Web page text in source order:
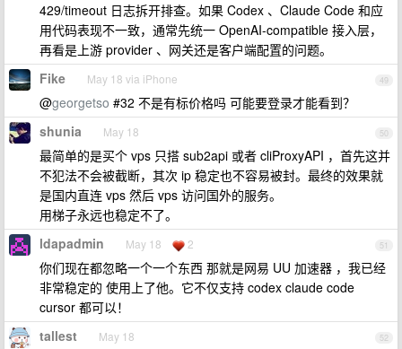
429/timeout 日志拆开排查。如果 Codex 、Claude Code 和应
用代码表现不一致，通常先统一 OpenAI-compatible 接入层，
再看是上游 provider 、网关还是客户端配置的问题。
49
Fike May 18 via iPhone
@georgetso #32 不是有标价格吗 可能要登录才能看到？
50
shunia May 18
最简单的是买个 vps 只搭 sub2api 或者 cliProxyAPI ，首先这并
不犯法不会被截断，其次 ip 稳定也不容易被封。最终的效果就
是国内直连 vps 然后 vps 访问国外的服务。
用梯子永远也稳定不了。
51
ldapadmin May 18 2
你们现在都忽略一个一个东西 那就是网易 UU 加速器 ，我已经
非常稳定的 使用上了他。它不仅支持 codex claude code
cursor 都可以！
52
tallest May 18